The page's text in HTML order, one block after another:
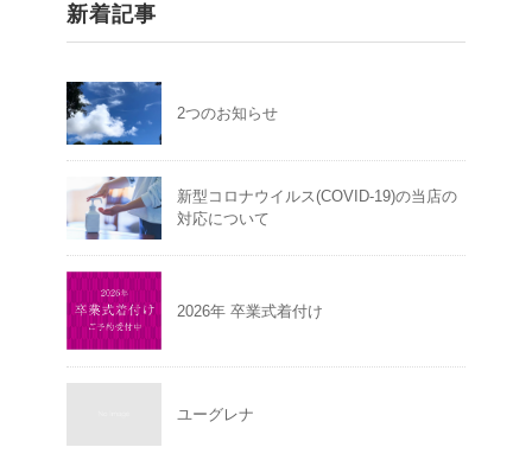
新着記事
2つのお知らせ
新型コロナウイルス(COVID-19)の当店の
対応について
2026年 卒業式着付け
ユーグレナ